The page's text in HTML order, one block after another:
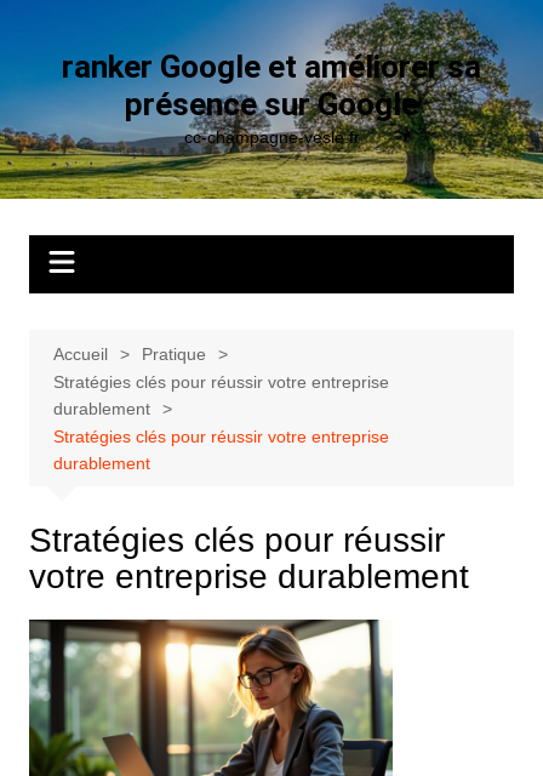
contenuranker Google et améliorer sa
présence sur Google
cc-champagne-vesle.fr
Accueil
Pratique
Stratégies clés pour réussir votre entreprise
durablement
Stratégies clés pour réussir votre entreprise
durablement
Stratégies clés pour réussir
votre entreprise durablement